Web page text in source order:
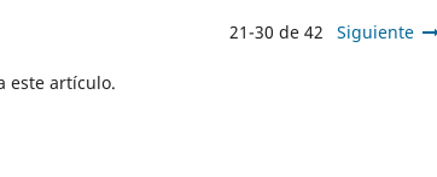
21-30 de 42 Siguiente
este artículo.